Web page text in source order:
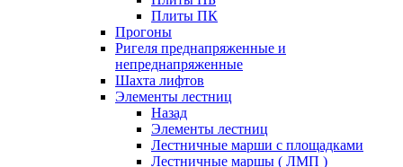
Плиты ПК
Прогоны
Ригеля преднапряженные и
непреднапряженные
Шахта лифтов
Элементы лестниц
Назад
Элементы лестниц
Лестничные марши с площадками
Лестничные маршы ( ЛМП )